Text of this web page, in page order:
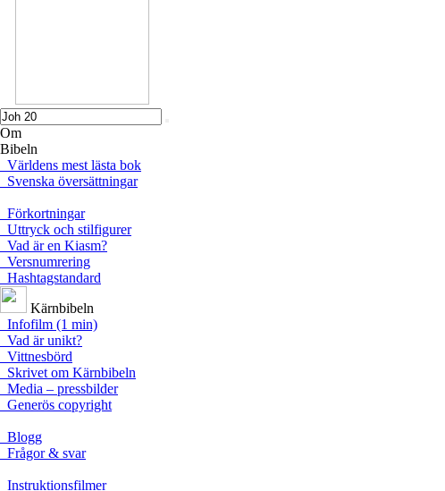
Om
Bibeln
Världens mest lästa bok
Svenska översättningar
Förkortningar
Uttryck och stilfigurer
Vad är en Kiasm?
Versnumrering
Hashtagstandard
Kärnbibeln
Infofilm (1 min)
Vad är unikt?
Vittnesbörd
Skrivet om Kärnbibeln
Media – pressbilder
Generös copyright
Blogg
Frågor & svar
Instruktionsfilmer